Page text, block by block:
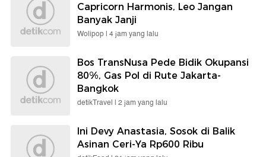
Capricorn Harmonis, Leo Jangan
Banyak Janji
Wolipop | 4 jam yang lalu
Bos TransNusa Pede Bidik Okupansi
80%, Gas Pol di Rute Jakarta-
Bangkok
detikTravel | 2 jam yang lalu
Ini Devy Anastasia, Sosok di Balik
Asinan Ceri-Ya Rp600 Ribu